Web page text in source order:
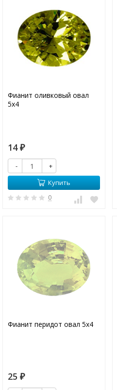
Фианит оливковый овал
5х4
14 ₽
-
+
Купить
0
Фианит перидот овал 5х4
25 ₽